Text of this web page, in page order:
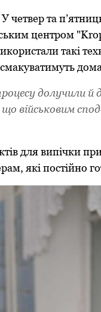
четвер та
центром
такі
долучили й
військовим
для випічки
які постійно